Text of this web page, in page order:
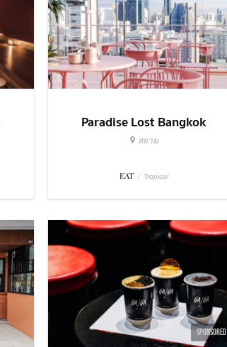
Paradise Lost Bangkok
สยาม
EAT / Tropical
SPONSORED